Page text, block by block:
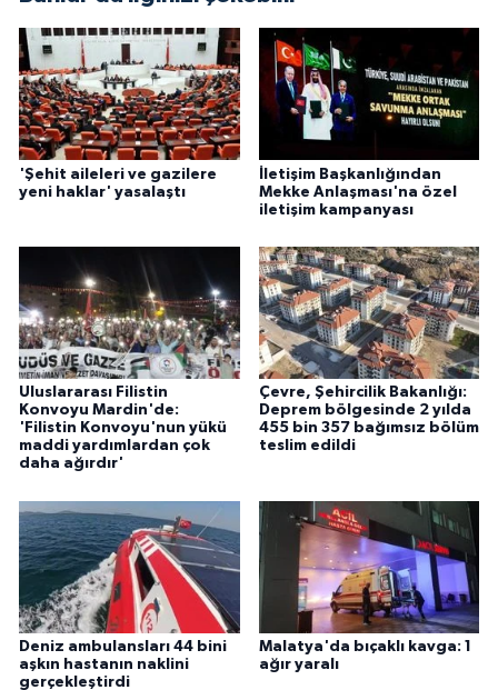
'Şehit aileleri ve gazilere
yeni haklar' yasalaştı
İletişim Başkanlığından
Mekke Anlaşması'na özel
iletişim kampanyası
Uluslararası Filistin
Konvoyu Mardin'de:
'Filistin Konvoyu'nun yükü
maddi yardımlardan çok
daha ağırdır'
Çevre, Şehircilik Bakanlığı:
Deprem bölgesinde 2 yılda
455 bin 357 bağımsız bölüm
teslim edildi
Deniz ambulansları 44 bini
aşkın hastanın naklini
gerçekleştirdi
Malatya'da bıçaklı kavga: 1
ağır yaralı